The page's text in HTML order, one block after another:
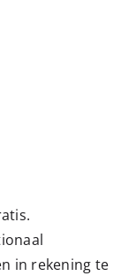
in rekening te